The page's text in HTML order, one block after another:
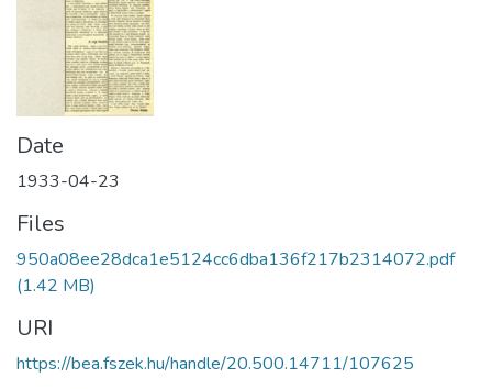
Date
1933-04-23
Files
950a08ee28dca1e5124cc6dba136f217b2314072.pdf
(1.42 MB)
URI
https://bea.fszek.hu/handle/20.500.14711/107625